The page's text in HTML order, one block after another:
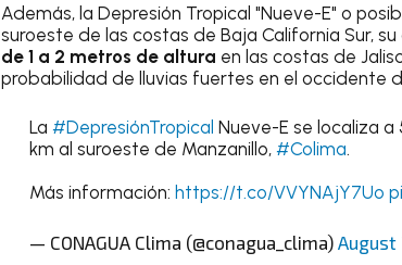
Además, la Depresión Tropical "Nueve-E" o
suroeste de las costas de Baja California Sur,
de 1 a 2 metros de altura en las costas de
probabilidad de lluvias fuertes en el occidente
La #DepresiónTropical Nueve-E se localiza a
km al suroeste de Manzanillo, #Colima.
Más información: https://t.co/VVYNAjY7Uo
— CONAGUA Clima (@conagua_clima) August